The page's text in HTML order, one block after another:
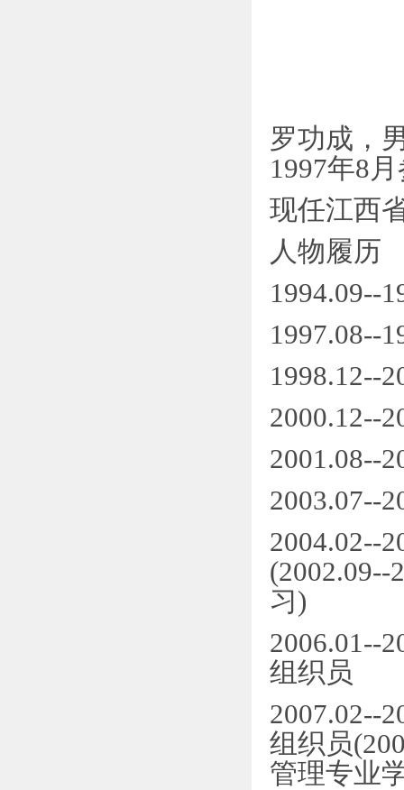
罗功成，
1997年8
现任江西
人物履历
1994.09--
1997.08--
1998.12--
2000.12--
2001.08--
2003.07--
2004.02--
习)
2006.01--
组织员
2007.02--
组织员
管理专业